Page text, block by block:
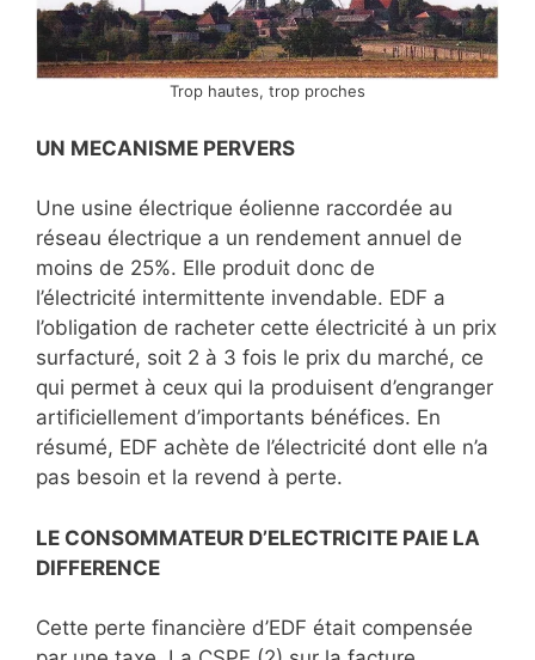
Trop hautes, trop proches
UN MECANISME PERVERS
Une usine électrique éolienne raccordée au
réseau électrique a un rendement annuel de
moins de 25%. Elle produit donc de
l’électricité intermittente invendable. EDF a
l’obligation de racheter cette électricité à un prix
surfacturé, soit 2 à 3 fois le prix du marché, ce
qui permet à ceux qui la produisent d’engranger
artificiellement d’importants bénéfices. En
résumé, EDF achète de l’électricité dont elle n’a
pas besoin et la revend à perte.
LE CONSOMMATEUR D’ELECTRICITE PAIE LA
DIFFERENCE
Cette perte financière d’EDF était compensée